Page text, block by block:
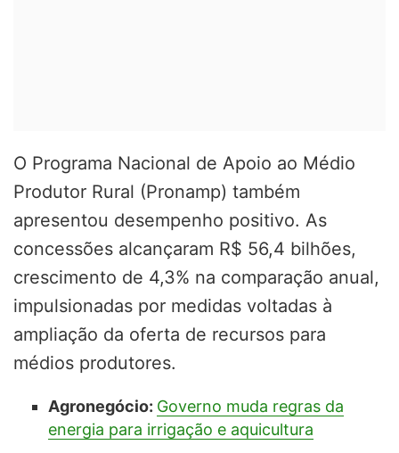
O Programa Nacional de Apoio ao Médio
Produtor Rural (Pronamp) também
apresentou desempenho positivo. As
concessões alcançaram R$ 56,4 bilhões,
crescimento de 4,3% na comparação anual,
impulsionadas por medidas voltadas à
ampliação da oferta de recursos para
médios produtores.
Agronegócio: Governo muda regras da
energia para irrigação e aquicultura